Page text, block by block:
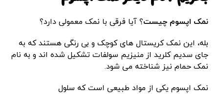
نمک اپسوم چیست؟ آیا فرقی با نمک معمولی دارد؟
بله، این نمک کریستال های کوچک و بی رنگی هستند که به
جای سدیم کلرید از منیزیم سولفات تشکیل شده اند و به نام
نمک حمام نیز شناخته می شود.
نمک اپسوم یکی از مواد طبیعی است که سلول